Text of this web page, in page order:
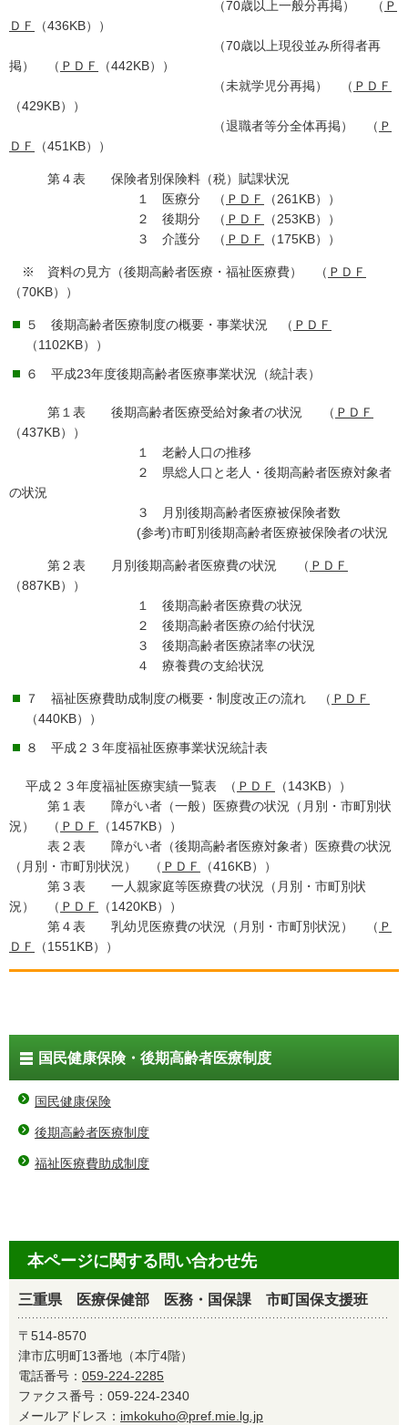
（70歳以上一般分再掲） （ Ｐ
ＤＦ
（436KB））
（70歳以上現役並み所得者再
掲） （ ＰＤＦ
（442KB））
（未就学児分再掲） （ ＰＤＦ
（429KB））
（退職者等分全体再掲） （ Ｐ
ＤＦ
（451KB））
第４表 保険者別保険料（税）賦課状況
１ 医療分 （ ＰＤＦ
（261KB））
２ 後期分 （ ＰＤＦ
（253KB））
３ 介護分 （ ＰＤＦ （175KB））
※ 資料の見方（後期高齢者医療・福祉医療費） （ ＰＤＦ
（70KB））
５ 後期高齢者医療制度の概要・事業状況 （ ＰＤＦ
（1102KB））
６ 平成23年度後期高齢者医療事業状況（統計表）
第１表 後期高齢者医療受給対象者の状況 （ ＰＤＦ
（437KB））
１ 老齢人口の推移
２ 県総人口と老人・後期高齢者医療対象者
の状況
３ 月別後期高齢者医療被保険者数
(参考)市町別後期高齢者医療被保険者の状況
第２表 月別後期高齢者医療費の状況 （ ＰＤＦ
（887KB））
１ 後期高齢者医療費の状況
２ 後期高齢者医療の給付状況
３ 後期高齢者医療諸率の状況
４ 療養費の支給状況
７ 福祉医療費助成制度の概要・制度改正の流れ （ ＰＤＦ
（440KB））
８ 平成２３年度福祉医療事業状況統計表
平成２３年度福祉医療実績一覧表 （ ＰＤＦ
（143KB））
第１表 障がい者（一般）医療費の状況（月別・市町別状
況） （ ＰＤＦ
（1457KB））
表２表 障がい者（後期高齢者医療対象者）医療費の状況
（月別・市町別状況） （ ＰＤＦ
（416KB））
第３表 一人親家庭等医療費の状況（月別・市町別状
況） （ ＰＤＦ
（1420KB））
第４表 乳幼児医療費の状況（月別・市町別状況） （ Ｐ
ＤＦ
（1551KB））
国民健康保険・後期高齢者医療制度
国民健康保険
後期高齢者医療制度
福祉医療費助成制度
本ページに関する問い合わせ先
三重県 医療保健部 医務・国保課 市町国保支援班
〒514-8570
津市広明町13番地（本庁4階）
電話番号： 059-224-2285
ファクス番号：059-224-2340
メールアドレス： imkokuho@pref.mie.lg.jp